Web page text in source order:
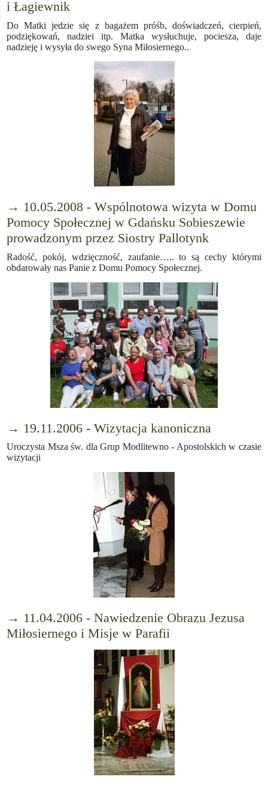
i Łagiewnik
Do Matki jedzie się z bagażem próśb, doświadczeń, cierpień,
podziękowań, nadziei itp. Matka wysłuchuje, pociesza, daje
nadzieję i wysyła do swego Syna Miłosiernego..
→ 10.05.2008 - Wspólnotowa wizyta w Domu
Pomocy Społecznej w Gdańsku Sobieszewie
prowadzonym przez Siostry Pallotynk
Radość, pokój, wdzięczność, zaufanie….. to są cechy którymi
obdarowały nas Panie z Domu Pomocy Społecznej.
→ 19.11.2006 - Wizytacja kanoniczna
Uroczysta Msza św. dla Grup Modlitewno - Apostolskich w czasie
wizytacji
→ 11.04.2006 - Nawiedzenie Obrazu Jezusa
Miłosiernego i Misje w Parafii